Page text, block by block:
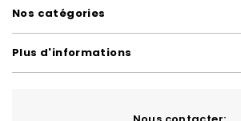
Nos catégories
Plus d'informations